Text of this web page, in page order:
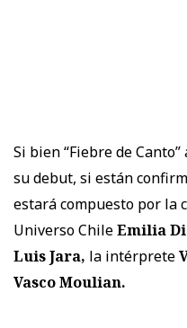
Si bien “Fiebre de
su debut, si están
estará compuesto por la
Universo ChileEmilia
Luis Jara, la intérprete
Vasco Moulian.